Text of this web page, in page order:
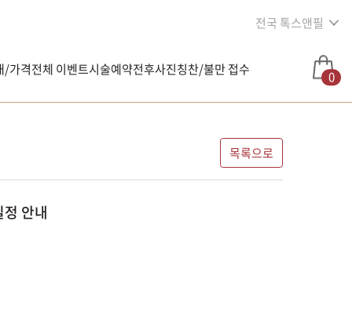
전국 톡스앤필
/가격전체 이벤트시술예약전후사진칭찬/불만 접수 0
목록으로
안내